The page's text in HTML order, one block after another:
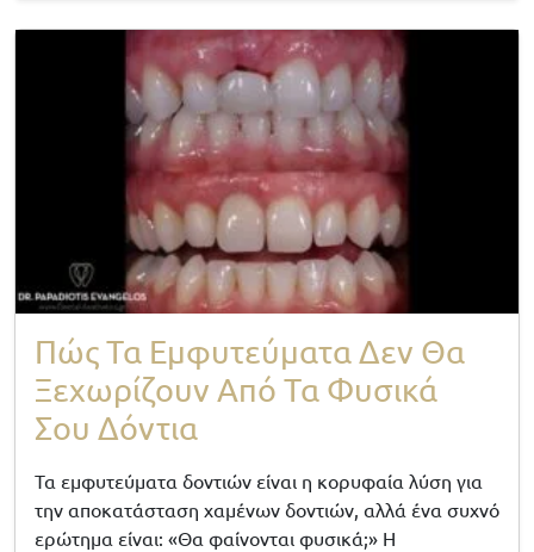
Πώς Τα Εμφυτεύματα Δεν Θα
Ξεχωρίζουν Από Τα Φυσικά
Σου Δόντια
Τα εμφυτεύματα δοντιών είναι η κορυφαία λύση για
την αποκατάσταση χαμένων δοντιών, αλλά ένα συχνό
ερώτημα είναι: «Θα φαίνονται φυσικά;» Η